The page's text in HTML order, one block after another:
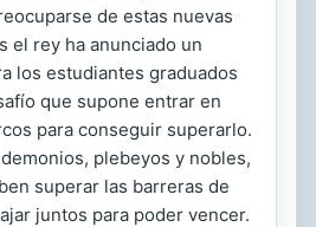
de estas nuevas
el rey ha anunciado un
los estudiantes graduados
que supone entrar en
para conseguir superarlo.
plebeyos y nobles,
superar las barreras de
juntos para poder vencer.